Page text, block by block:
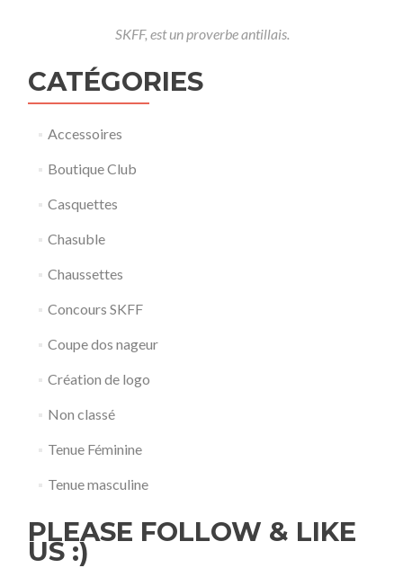
SKFF, est un proverbe antillais.
CATÉGORIES
Accessoires
Boutique Club
Casquettes
Chasuble
Chaussettes
Concours SKFF
Coupe dos nageur
Création de logo
Non classé
Tenue Féminine
Tenue masculine
PLEASE FOLLOW & LIKE
US :)